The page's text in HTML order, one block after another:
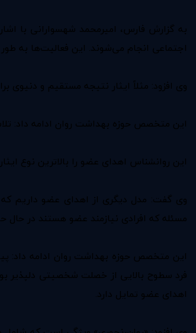
به گزارش فارس، امیرمحمد شهسوارانی با
اجتماعی انجام می‌شوند. این فعالیت‌ها به
وی افزود: مثلاً ایثار نتیجه مستقیم و دنیوی
این متخصص حوزه بهداشت روان ادامه داد:
این روانشناس اهدای عضو را بالاترین نوع
وی گفت: مدل دیگری از اهدای عضو داریم که
مسئله که افرادی نیازمند عضو هستند در
این متخصص حوزه بهداشت روان ادامه داد:
فرد سطوح بالایی از خصلت شخصیتی دلپذیر
اهدای عضو تمایل دارد.